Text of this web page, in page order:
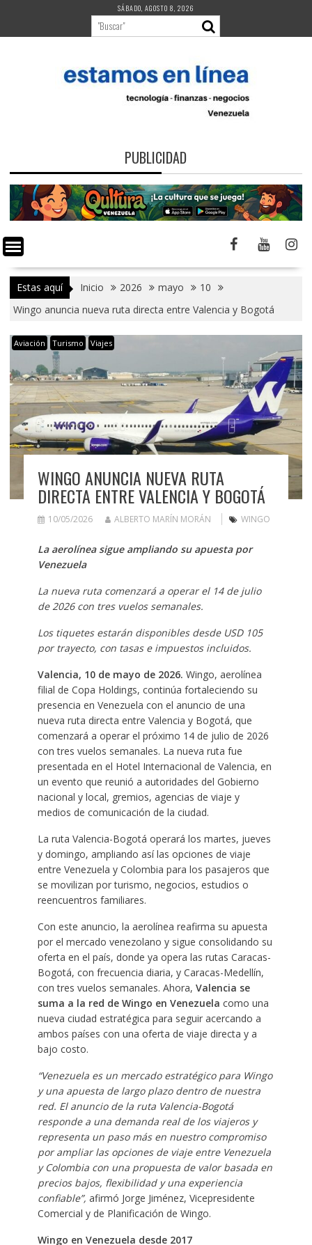
contenido
SÁBADO, AGOSTO 8, 2026
PUBLICIDAD
Estas aquí Inicio 2026 mayo
10
Wingo anuncia nueva ruta directa entre Valencia y Bogotá
Aviación Turismo Viajes
WINGO ANUNCIA NUEVA RUTA
DIRECTA ENTRE VALENCIA Y BOGOTÁ
10/05/2026 ALBERTO MARÍN MORÁN WINGO
La aerolínea sigue ampliando su apuesta por
Venezuela
La nueva ruta comenzará a operar el 14 de julio
de 2026 con tres vuelos semanales.
Los tiquetes estarán disponibles desde USD 105
por trayecto, con tasas e impuestos incluidos.
Valencia, 10 de mayo de 2026. Wingo, aerolínea
filial de Copa Holdings, continúa fortaleciendo su
presencia en Venezuela con el anuncio de una
nueva ruta directa entre Valencia y Bogotá, que
comenzará a operar el próximo 14 de julio de 2026
con tres vuelos semanales. La nueva ruta fue
presentada en el Hotel Internacional de Valencia, en
un evento que reunió a autoridades del Gobierno
nacional y local, gremios, agencias de viaje y
medios de comunicación de la ciudad.
La ruta Valencia-Bogotá operará los martes, jueves
y domingo, ampliando así las opciones de viaje
entre Venezuela y Colombia para los pasajeros que
se movilizan por turismo, negocios, estudios o
reencuentros familiares.
Con este anuncio, la aerolínea reafirma su apuesta
por el mercado venezolano y sigue consolidando su
oferta en el país, donde ya opera las rutas Caracas-
Bogotá, con frecuencia diaria, y Caracas-Medellín,
con tres vuelos semanales. Ahora, Valencia se
suma a la red de Wingo en Venezuela como una
nueva ciudad estratégica para seguir acercando a
ambos países con una oferta de viaje directa y a
bajo costo.
“Venezuela es un mercado estratégico para Wingo
y una apuesta de largo plazo dentro de nuestra
red. El anuncio de la ruta Valencia-Bogotá
responde a una demanda real de los viajeros y
representa un paso más en nuestro compromiso
por ampliar las opciones de viaje entre Venezuela
y Colombia con una propuesta de valor basada en
precios bajos, flexibilidad y una experiencia
confiable”, afirmó Jorge Jiménez, Vicepresidente
Comercial y de Planificación de Wingo.
Wingo en Venezuela desde 2017